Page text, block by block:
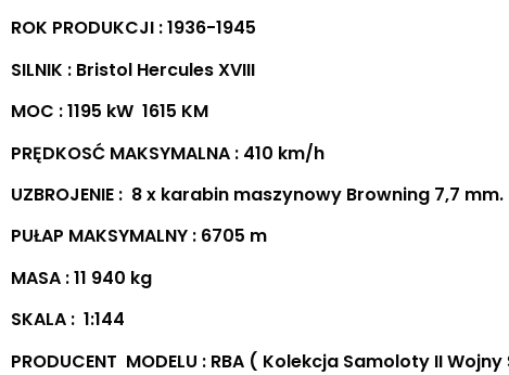
ROK PRODUKCJI : 1936-1945
SILNIK : Bristol Hercules XVIII
MOC : 1195 kW 1615 KM
PRĘDKOSĆ MAKSYMALNA : 410 km/h
UZBROJENIE : 8 x karabin maszynowy Browning 7,7 mm.
PUŁAP MAKSYMALNY : 6705 m
MASA : 11 940 kg
SKALA : 1:144
PRODUCENT MODELU : RBA ( Kolekcja Samoloty II